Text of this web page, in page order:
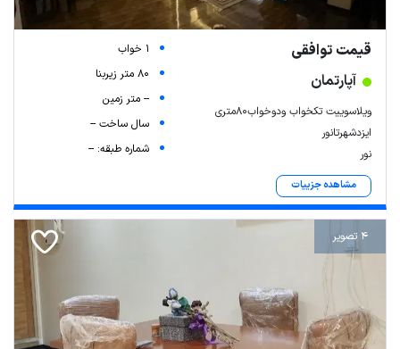
قیمت توافقی
آپارتمان
ویلاسوییت تکخواب ودوخواب۸۰متری
ایزدشهرتانور
نور
مشاهده جزییات
1 خواب
80 متر زیربنا
-- متر زمین
سال ساخت --
شماره طبقه: --
4 تصویر